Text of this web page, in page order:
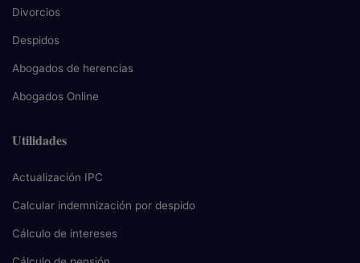
Divorcios
Despidos
Abogados de herencias
Abogados Online
Utilidades
Actualización IPC
Calcular indemnización por despido
Cálculo de intereses